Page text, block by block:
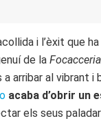
i l’èxit que
de la Focacceria
arribar al vibrant i
acaba d’obrir un
els seus